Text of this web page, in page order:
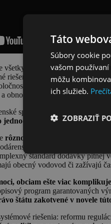
všetky problémy slovenských
riešenia na zložité problémy
dnes stráca na každom
obnovu infraštruktúry. Táto
spoločnosti príjmy z
nestačí.Navyše sú
rôznorodosť vlastníctva
spoločnosť. Táto
štandard dodávky pitnej
obecný vodovod či zažívajú
obciam ešte viac
program garantovaných
štátu zakotvené v novele
riešenia: reformu
Táto
Súbory cookie
vašom
môžu
ich služieb.
ZOBRAZIŤ